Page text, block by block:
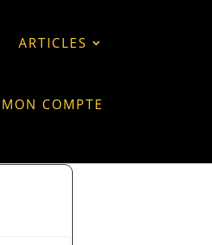
ARTICLES
MON COMPTE